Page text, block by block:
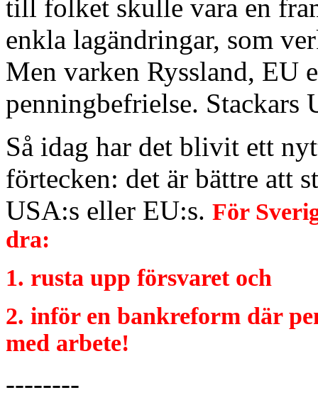
till folket skulle vara en
enkla lagändringar, som
Men varken Ryssland, EU
penningbefrielse. Stackars
Så idag har det blivit ett
förtecken: det är bättre att
USA:s eller EU:s. För
dra:
1. rusta upp försvaret och
2. inför en bankreform där
med arbete!
--------